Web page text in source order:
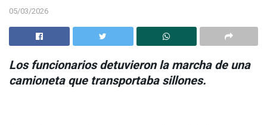
05/03/2026
Los funcionarios detuvieron la marcha de una
camioneta que transportaba sillones.